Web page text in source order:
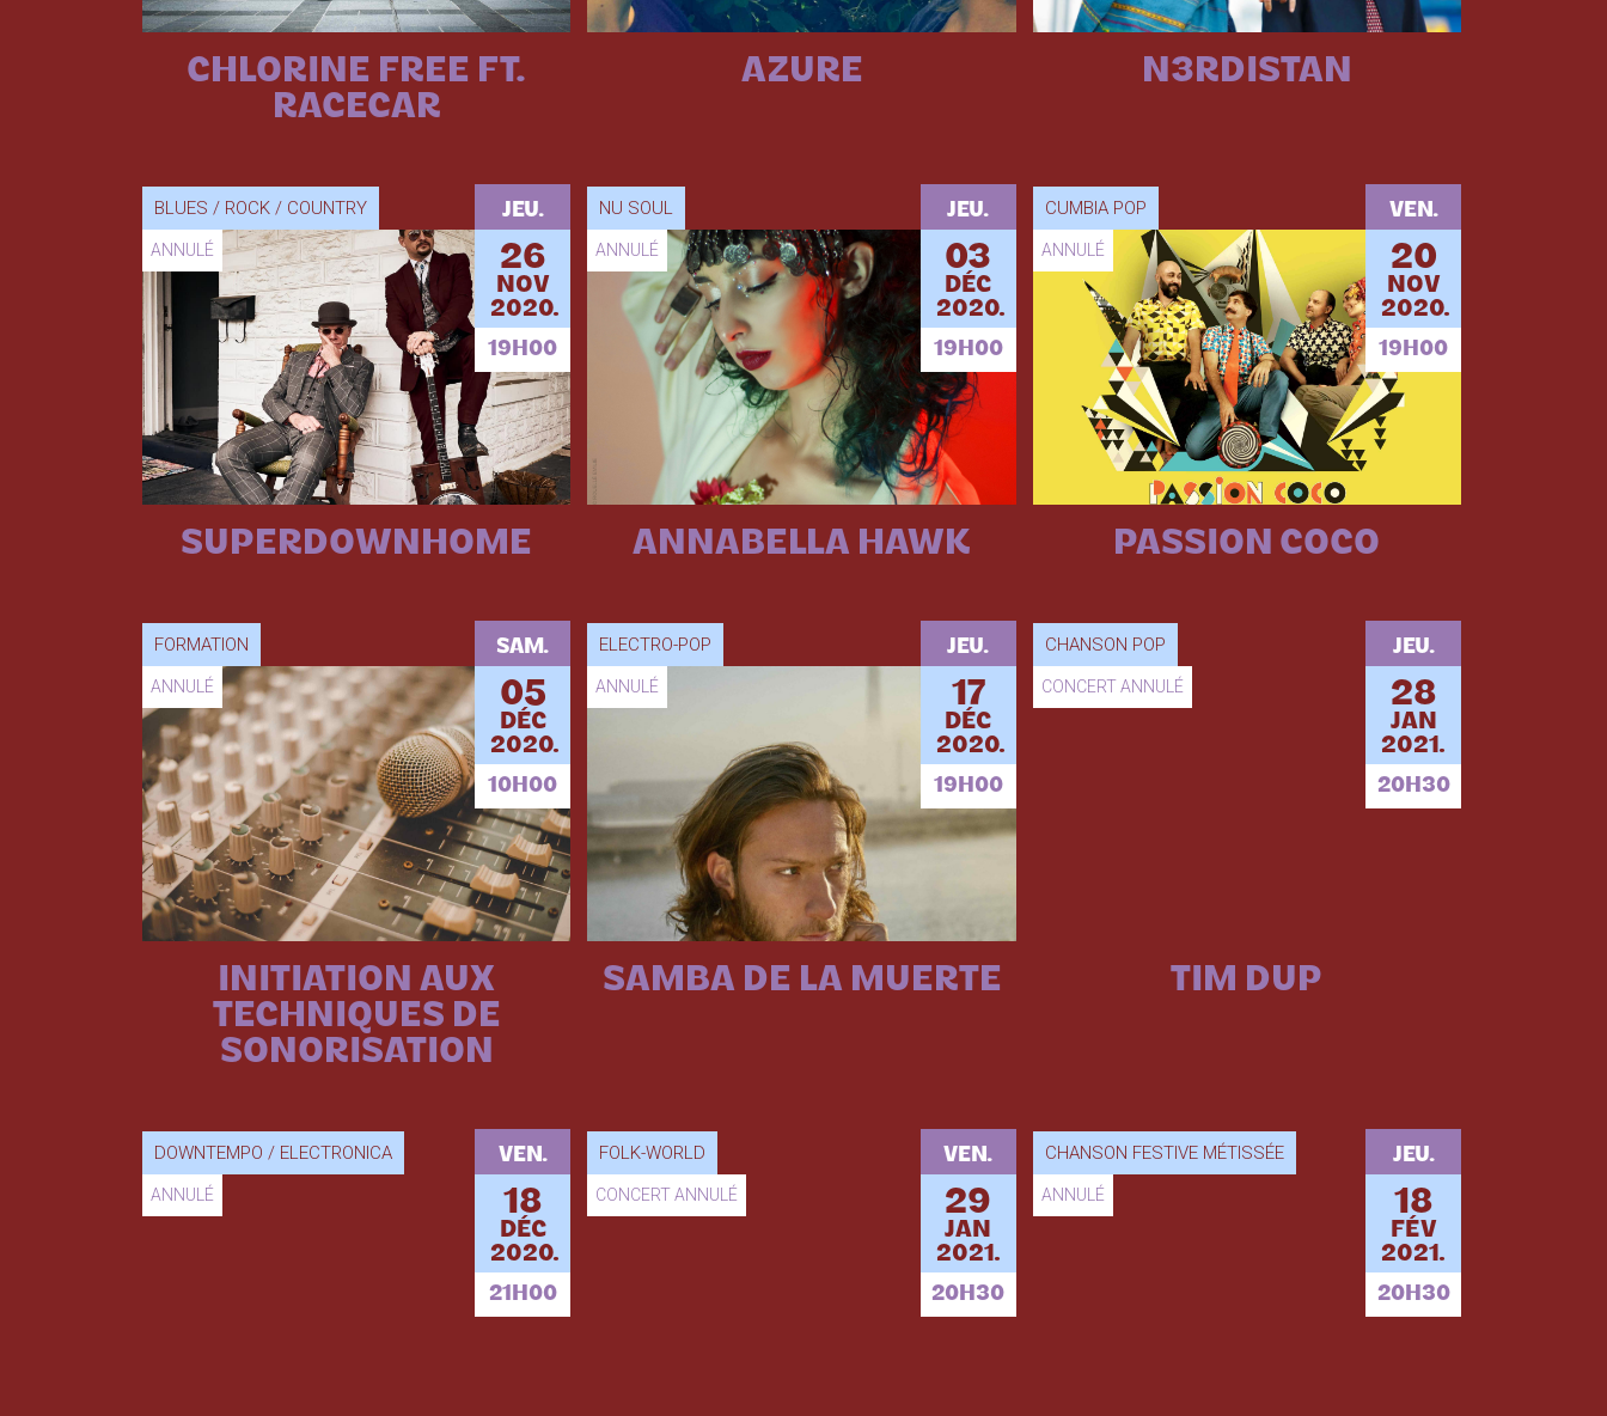
CHLORINE FREE FT.
RACECAR
AZURE N3RDISTAN
BLUES / ROCK / COUNTRY
ANNULÉ
JEU.
26
NOV
2020.
19H00
SUPERDOWNHOME
NU SOUL
ANNULÉ
JEU.
03
DÉC
2020.
19H00
ANNABELLA HAWK
CUMBIA POP
ANNULÉ
VEN.
20
NOV
2020.
19H00
PASSION COCO
FORMATION
ANNULÉ
SAM.
05
DÉC
2020.
10H00
INITIATION AUX
TECHNIQUES DE
SONORISATION
ELECTRO-POP
ANNULÉ
JEU.
17
DÉC
2020.
19H00
SAMBA DE LA MUERTE
CHANSON POP
CONCERT ANNULÉ
JEU.
28
JAN
2021.
20H30
TIM DUP
DOWNTEMPO / ELECTRONICA
ANNULÉ
VEN.
18
DÉC
2020.
21H00
FOLK-WORLD
CONCERT ANNULÉ
VEN.
29
JAN
2021.
20H30
CHANSON FESTIVE MÉTISSÉE
ANNULÉ
JEU.
18
FÉV
2021.
20H30